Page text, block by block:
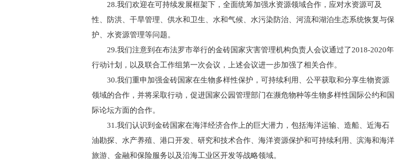
28.我们欢迎在可持续发展框架下，全面统筹加强水资源领域合作，应对水资源可及
性、防洪、干旱管理、供水和卫生、水和气候、水污染防治、河流和湖泊生态系统恢复与保
护、水资源管理等问题。
29.我们注意到在布法罗市举行的金砖国家灾害管理机构负责人会议通过了2018-2020年
行动计划，以及联合工作组第一次会议，上述会议进一步加强了相关合作。
30.我们重申加强金砖国家在生物多样性保护，可持续利用、公平获取和分享生物资源
领域的合作，并将采取行动，促进国家公园管理部门在濒危物种等生物多样性国际公约和国
际论坛方面的合作。
31.我们认识到金砖国家在海洋经济合作上的巨大潜力，包括海洋运输、造船、近海石
油勘探、水产养殖、港口开发、研究和技术合作、海洋资源保护和可持续利用、滨海和海洋
旅游、金融和保险服务以及沿海工业区开发等战略领域。